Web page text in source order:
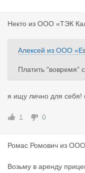
Некто из ООО «ТЭК
Алексей из ООО
Платить "вовремя"
я ищу лично для себя!
1 0
Ромас Ромович из ООО
Возьму в аренду